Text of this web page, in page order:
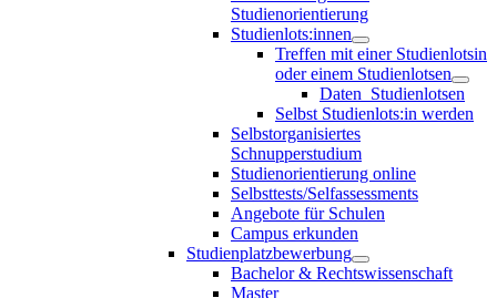
Studienorientierung
Studienlots:innen
Treffen mit einer Studienlotsin
oder einem Studienlotsen
Daten_Studienlotsen
Selbst Studienlots:in werden
Selbstorganisiertes
Schnupperstudium
Studienorientierung online
Selbsttests/Selfassessments
Angebote für Schulen
Campus erkunden
Studienplatzbewerbung
Bachelor & Rechtswissenschaft
Master